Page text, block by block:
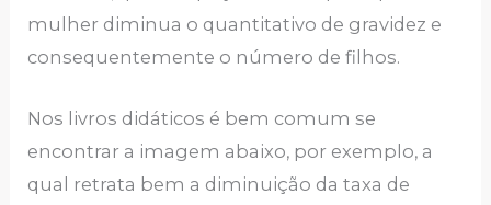
mulher diminua o quantitativo de gravidez e
consequentemente o número de filhos.
Nos livros didáticos é bem comum se
encontrar a imagem abaixo, por exemplo, a
qual retrata bem a diminuição da taxa de